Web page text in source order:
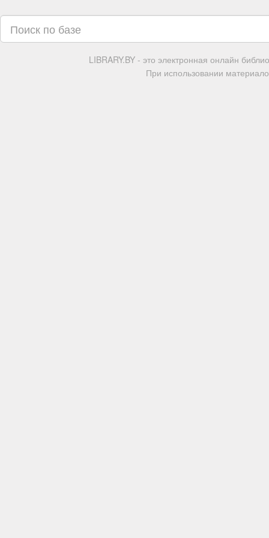
LIBRARY.BY - это электронная онлайн
При использовании